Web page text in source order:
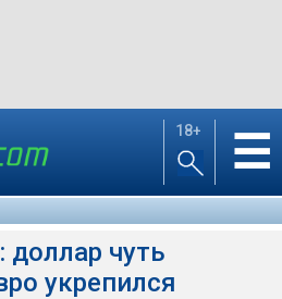
18+ ☰
чуть
укрепился